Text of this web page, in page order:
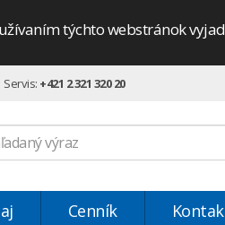
týchto webstránok
Servis: +421 2 321 320 20
Cenník